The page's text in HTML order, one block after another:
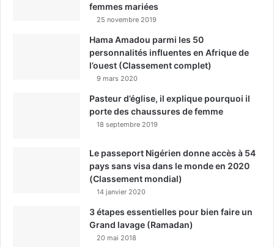
femmes mariées
25 novembre 2019
Hama Amadou parmi les 50
personnalités influentes en Afrique de
l’ouest (Classement complet)
9 mars 2020
Pasteur d’église, il explique pourquoi il
porte des chaussures de femme
18 septembre 2019
Le passeport Nigérien donne accès à 54
pays sans visa dans le monde en 2020
(Classement mondial)
14 janvier 2020
3 étapes essentielles pour bien faire un
Grand lavage (Ramadan)
20 mai 2018